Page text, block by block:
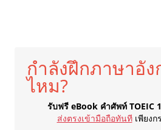
กำลังฝึกภาษาอั
ไหม?
รับฟรี eBook คำศัพท์ TOEIC
ส่งตรงเข้ามือถือทันที เพียง